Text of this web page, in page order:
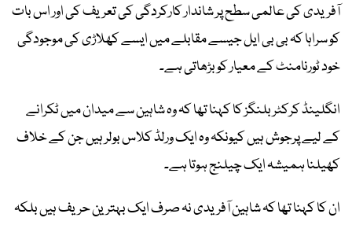
آفریدی کی عالمی سطح پر شاندار کارکردگی کی تعریف کی اور اس بات
کو سراہا کہ بی بی ایل جیسے مقابلے میں ایسے کھلاڑی کی موجودگی
خود ٹورنامنٹ کے معیار کو بڑھاتی ہے۔
انگلینڈ کرکٹر بلنگز کا کہنا تھا کہ وہ شاہین سے میدان میں ٹکرانے
کے لیے پرجوش ہیں کیونکہ وہ ایک ورلڈ کلاس بولر ہیں جن کے خلاف
کھیلنا ہمیشہ ایک چیلنج ہوتا ہے۔
ان کا کہنا تھا کہ شاہین آفریدی نہ صرف ایک بہترین حریف ہیں بلکہ